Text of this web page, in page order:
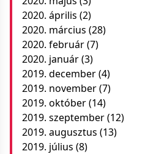
2020. április (2)
2020. március (28)
2020. február(7)
2020. január(3)
2019. december(4)
2019. november(7)
2019. október(14)
2019. szeptember(12)
2019. augusztus (13)
2019. július (8)